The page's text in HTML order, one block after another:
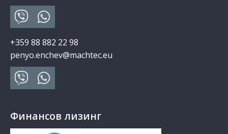
+359 88 882 22 98
penyo.enchev@machtec.eu
Финансов лизинг